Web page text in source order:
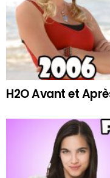
H2O Avant et